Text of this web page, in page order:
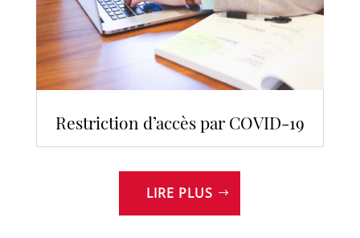
Restriction d’accès par COVID-19
LIRE PLUS